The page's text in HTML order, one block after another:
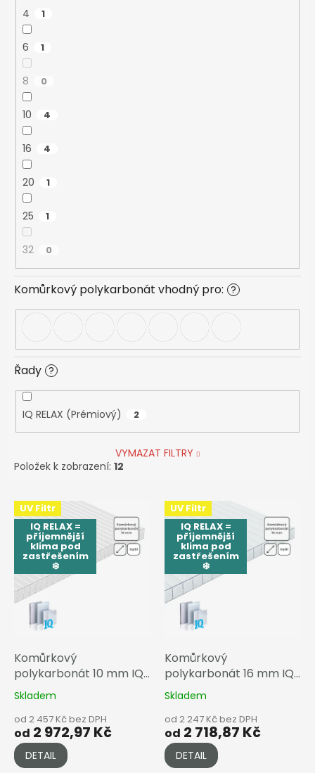
4 1
6 1
8 0
10 4
16 4
20 1
25 1
32 0
Komůrkový polykarbonát vhodný pro: ?
Řady ?
IQ RELAX (Prémiový) 2
VYMAZAT FILTRY
Položek k zobrazení: 12
V
p
o
UV Filtr
IQ RELAX =
příjemnější
klima pod
zastřešením
❄️
Komůrkový
polykarbonát 10 mm IQ
RELAX
Skladem
od 2 457 Kč bez DPH
od 2 972,97 Kč
DETAIL
UV Filtr
IQ RELAX =
příjemnější
klima pod
zastřešením
❄️
Komůrkový
polykarbonát 16 mm IQ
RELAX
Skladem
od 2 247 Kč bez DPH
od 2 718,87 Kč
DETAIL